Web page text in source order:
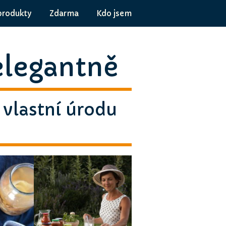
Zdarma Kdo jsem
vlastní úrodu